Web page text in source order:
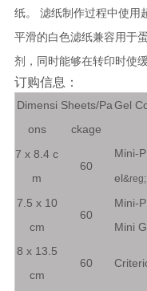
纸。 滤纸制作过程中使用
平滑的白色滤纸兼容用于
剂，同时能够在转印时使
订购信息：
Dimensi
ons
Sheets/Pa
ckage
Gel
7 x 8.4 c
m
60
Mini-
el&reg;
7.5 x 10
cm
60
Mini-
Mini
8 x 13.5
cm
60